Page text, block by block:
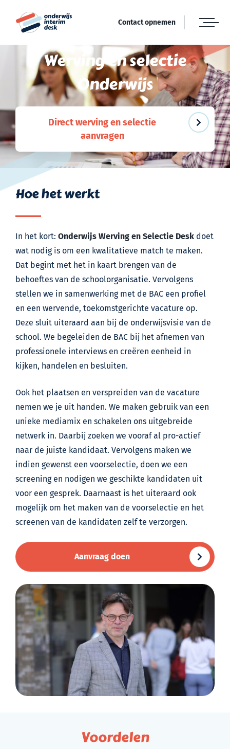
naar
inhoud
Contact opnemen
Werving en selectie
Onderwijs
Direct werving en selectie
aanvragen
Hoe het werkt
In het kort: Onderwijs Werving en Selectie Deskdoet
wat nodig is om een kwalitatieve match te maken.
Dat begint met het in kaart brengen van de
behoeftes van de schoolorganisatie. Vervolgens
stellen we in samenwerking met de BAC een profiel
en een wervende, toekomstgerichte vacature op.
Deze sluit uiteraard aan bij de onderwijsvisie van de
school. We begeleiden de BAC bij het afnemen van
professionele interviews en creëren eenheid in
kijken, handelen en besluiten.
Ook het plaatsen en verspreiden van de vacature
nemen we je uit handen. We maken gebruik van een
unieke mediamix en schakelen ons uitgebreide
netwerk in. Daarbij zoeken we vooraf al pro-actief
naar de juiste kandidaat. Vervolgens maken we
indien gewenst een voorselectie, doen we een
screening en nodigen we geschikte kandidaten uit
voor een gesprek. Daarnaast is het uiteraard ook
mogelijk om het maken van de voorselectie en het
screenen van de kandidaten zelf te verzorgen.
Aanvraag doen
Voordelen